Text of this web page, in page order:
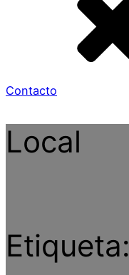
Contacto
Local
Etiqueta: